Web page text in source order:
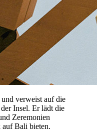
verweist auf die
Insel. Er lädt die
Zeremonien
auf Bali bieten.